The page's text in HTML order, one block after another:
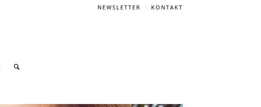
NEWSLETTER KONTAKT